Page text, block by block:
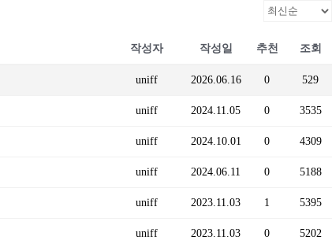
작성자 작성일 추천 조회
uniff 2026.06.16 0 529
uniff 2024.11.05 0 3535
uniff 2024.10.01 0 4309
uniff 2024.06.11 0 5188
uniff 2023.11.03 1 5395
uniff 2023.11.03 0 5202